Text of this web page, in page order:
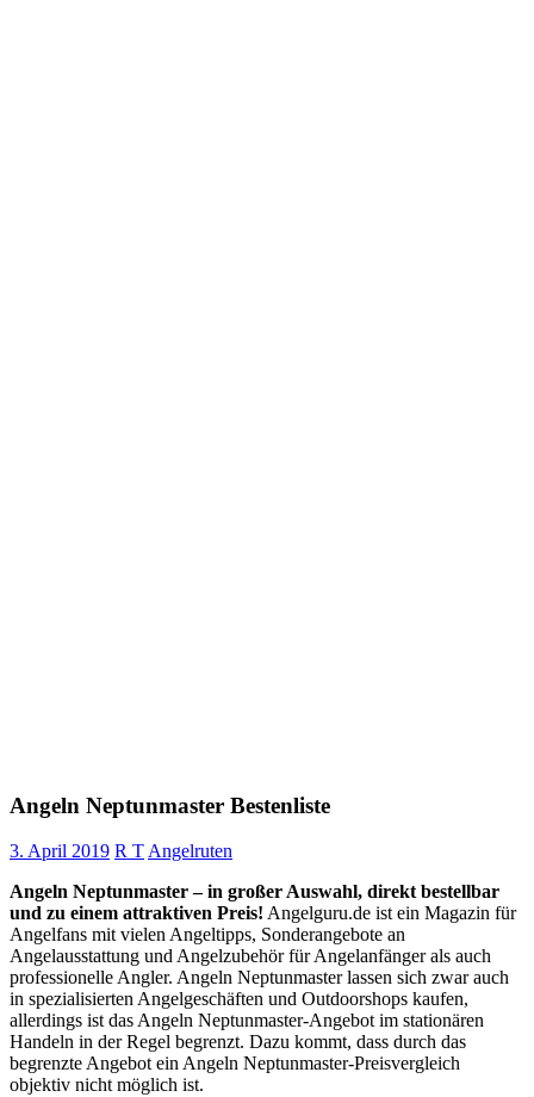
Angeln Neptunmaster Bestenliste
3. April 2019 R TAngelruten
Angeln Neptunmaster – in großer Auswahl, direkt bestellbar
und zu einem attraktiven Preis! Angelguru.de ist ein Magazin für
Angelfans mit vielen Angeltipps, Sonderangebote an
Angelausstattung und Angelzubehör für Angelanfänger als auch
professionelle Angler. Angeln Neptunmaster lassen sich zwar auch
in spezialisierten Angelgeschäften und Outdoorshops kaufen,
allerdings ist das Angeln Neptunmaster-Angebot im stationären
Handeln in der Regel begrenzt. Dazu kommt, dass durch das
begrenzte Angebot ein Angeln Neptunmaster-Preisvergleich
objektiv nicht möglich ist.